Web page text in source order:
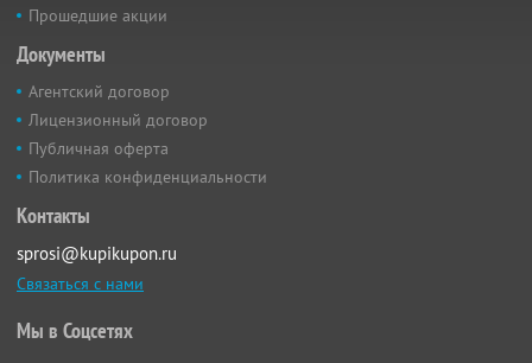
Прошедшие акции
Документы
Агентский договор
Лицензионный договор
Публичная оферта
Политика конфиденциальности
Контакты
sprosi@kupikupon.ru
Связаться с нами
Мы в Соцсетях